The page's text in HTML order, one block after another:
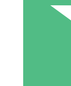
Pague